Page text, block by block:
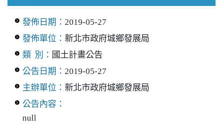
發佈日期： 2019-05-27
發佈單位： 新北市政府城鄉發展局
類 別： 國土計畫公告
公告日期： 2019-05-27
主辦單位： 新北市政府城鄉發展局
公告內容：
null